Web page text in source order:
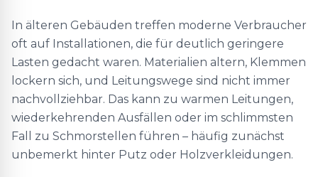
In älteren Gebäuden treffen moderne Verbraucher
oft auf Installationen, die für deutlich geringere
Lasten gedacht waren. Materialien altern, Klemmen
lockern sich, und Leitungswege sind nicht immer
nachvollziehbar. Das kann zu warmen Leitungen,
wiederkehrenden Ausfällen oder im schlimmsten
Fall zu Schmorstellen führen – häufig zunächst
unbemerkt hinter Putz oder Holzverkleidungen.